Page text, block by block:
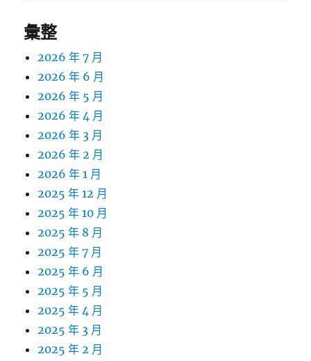
彙整
2026 年 7 月
2026 年 6 月
2026 年 5 月
2026 年 4 月
2026 年 3 月
2026 年 2 月
2026 年 1 月
2025 年 12 月
2025 年 10 月
2025 年 8 月
2025 年 7 月
2025 年 6 月
2025 年 5 月
2025 年 4 月
2025 年 3 月
2025 年 2 月